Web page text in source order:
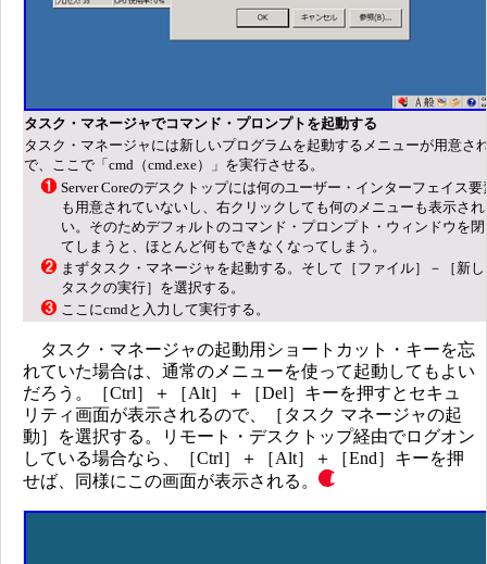
タスク・マネージャでコマンド・プロンプトを起動する
タスク・マネージャには新しいプログラムを起動するメニューが用意さ
で、ここで「cmd（cmd.exe）」を実行させる。
Server Coreのデスクトップには何のユーザー・インターフェイス要
も用意されていないし、右クリックしても何のメニューも表示さ
い。そのためデフォルトのコマンド・プロンプト・ウィンドウを
てしまうと、ほとんど何もできなくなってしまう。
まずタスク・マネージャを起動する。そして［ファイル］－［新
タスクの実行］を選択する。
ここにcmdと入力して実行する。
タスク・マネージャの起動用ショートカット・キーを忘
れていた場合は、通常のメニューを使って起動してもよい
だろう。［Ctrl］＋［Alt］＋［Del］キーを押すとセキュ
リティ画面が表示されるので、［タスク マネージャの起
動］を選択する。リモート・デスクトップ経由でログオン
している場合なら、［Ctrl］＋［Alt］＋［End］キーを押
せば、同様にこの画面が表示される。